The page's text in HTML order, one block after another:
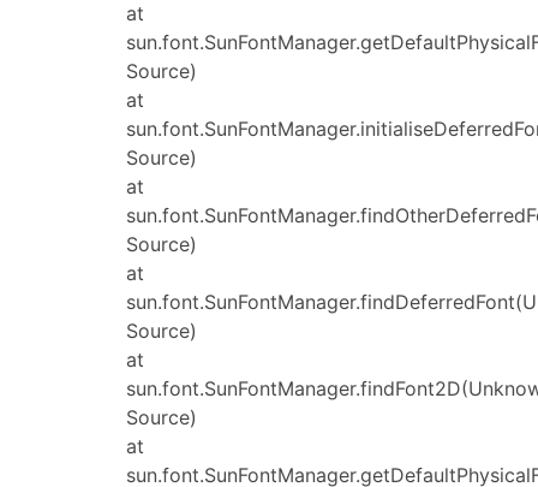
at
Source)
at
Source)
at
Source)
at
Source)
at
Source)
at